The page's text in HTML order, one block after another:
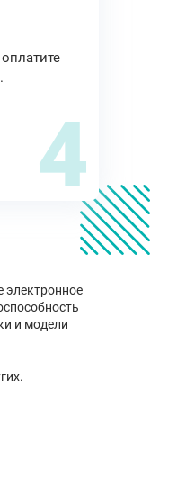
4
электронное
и модели